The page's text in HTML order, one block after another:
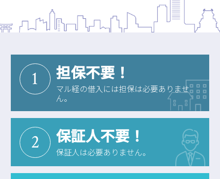
1 担保不要！
マル経の借入には担保は必要ありませ
ん。
2 保証人不要！
保証人は必要ありません。